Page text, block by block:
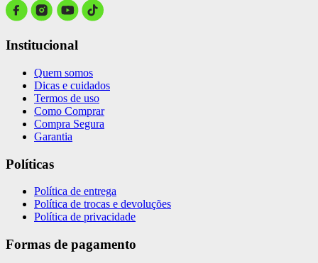
Institucional
Quem somos
Dicas e cuidados
Termos de uso
Como Comprar
Compra Segura
Garantia
Políticas
Política de entrega
Política de trocas e devoluções
Política de privacidade
Formas de pagamento